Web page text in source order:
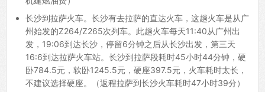
长沙到拉萨火车。长沙有去拉萨的直达火车，这趟火车是从广
州始发的Z264/Z265次列车。此趟火车每天11:40从广州出
发，19:06到达长沙，停留6分钟之后从长沙出发，第三天
16:6到达拉萨火车站。长沙到拉萨段耗时45小时44分钟，硬
卧784.5元，软卧1245.5元，硬座397.5元，火车耗时太长，
不建议选择硬座。（返程拉萨到长沙火车耗时47小时39分）